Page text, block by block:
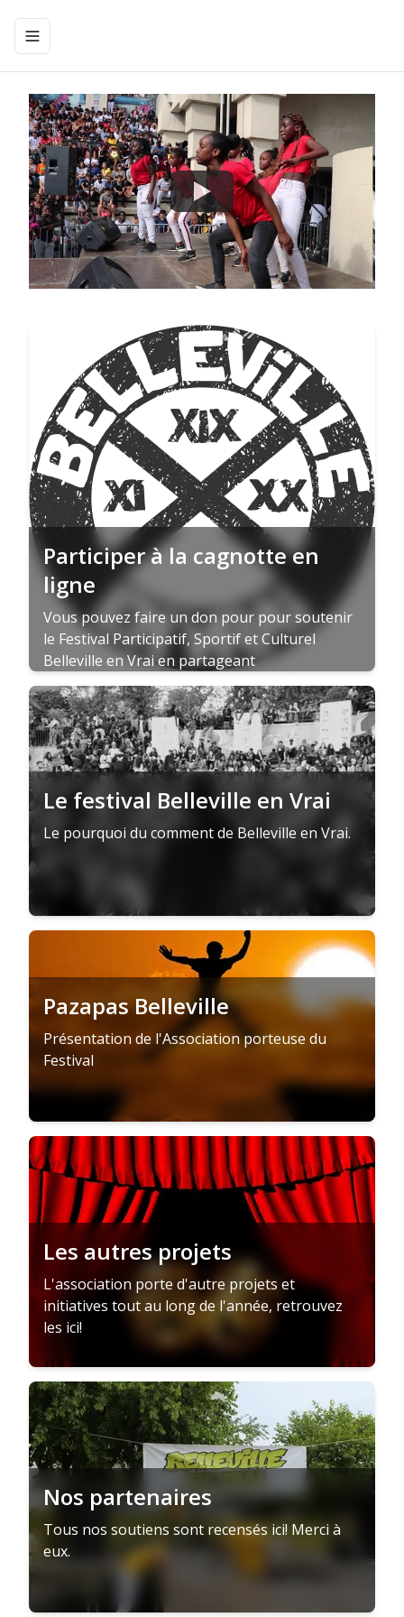
Afficher le menu
Participer à la cagnotte en
ligne
Vous pouvez faire un don pour pour soutenir
le Festival Participatif, Sportif et Culturel
Belleville en Vrai en partageant
l&apos;information autour de vous. On compte
sur vous!
Le festival Belleville en Vrai
Le pourquoi du comment de Belleville en Vrai.
Pazapas Belleville
Présentation de l'Association porteuse du
Festival
Les autres projets
L'association porte d'autre projets et
initiatives tout au long de l'année, retrouvez
les ici!
Nos partenaires
Tous nos soutiens sont recensés ici! Merci à
eux.